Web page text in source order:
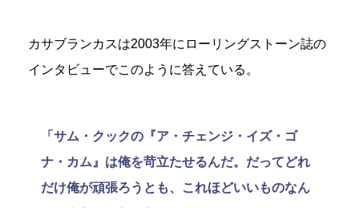
カサブランカスは2003年にローリングストーン誌の
インタビューでこのように答えている。
「サム・クックの『ア・チェンジ・イズ・ゴ
ナ・カム』は俺を苛立たせるんだ。だってどれ
だけ俺が頑張ろうとも、これほどいいものなん